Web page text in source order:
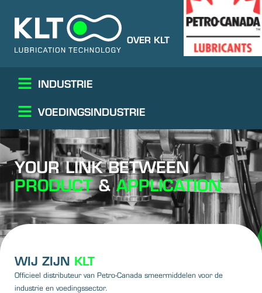
OVER KLT
CONTACT
PC
INDUSTRIE
VOEDINGSINDUSTRIE
YOUR LINK BETWEEN
PRODUCT&APPLICATION
WIJ ZIJN KLT
Officieel distributeur van Petro-Canada smeermiddelen voor de
industrie en voedingssector.